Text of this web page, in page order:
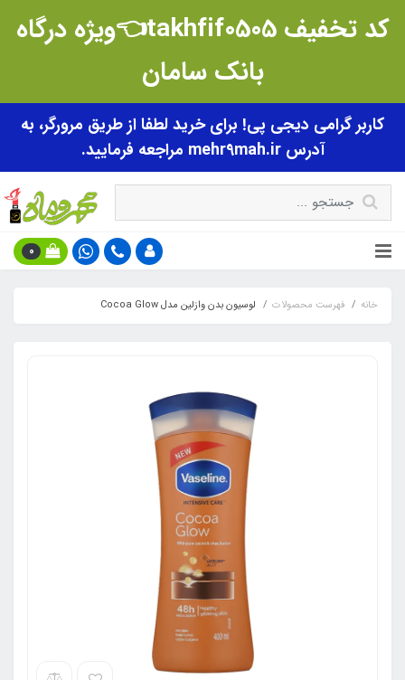
کد تخفیف takhfif0505👈ویژه درگاه
بانک سامان
کاربر گرامی دیجی پی! برای خرید لطفا از طریق مرورگر، به
آدرس mehr9mah.ir مراجعه فرمایید.
0
خانه فهرست محصولات لوسیون بدن وازلین مدل Cocoa Glow